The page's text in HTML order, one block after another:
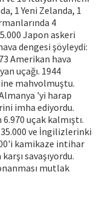
1 Yeni Zelanda, 1
4
Japon askeri
dengesi şöyleydi:
Amerikan hava
uçağı. 1944
mahvolmuştu.
'yi harap
imha ediyordu.
uçak kalmıştı.
35.000 ve İngilizlerinki
kamikaze intihar
savaşıyordu.
mutlak